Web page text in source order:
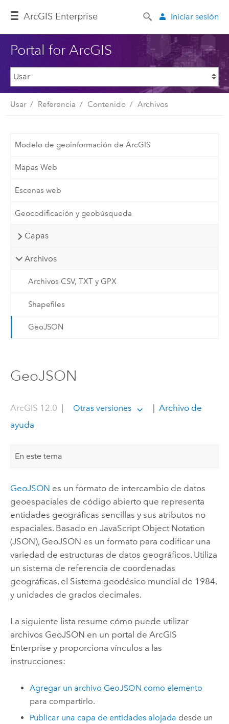
ArcGIS Enterprise Iniciar sesión
Portal for ArcGIS
Usar Referencia Contenido Archivos
Modelo de geoinformación de ArcGIS
Mapas Web
Escenas web
Geocodificación y geobúsqueda
Capas
Archivos
Archivos CSV, TXT y GPX
Shapefiles
GeoJSON
GeoJSON
ArcGIS 12.0 Otras versiones
Archivo de
ayuda
En este tema
GeoJSON es un formato de intercambio de datos
geoespaciales de código abierto que representa
entidades geográficas sencillas y sus atributos no
espaciales. Basado en JavaScript Object Notation
(JSON), GeoJSON es un formato para codificar una
variedad de estructuras de datos geográficos. Utiliza
un sistema de referencia de coordenadas
geográficas, el Sistema geodésico mundial de 1984,
y unidades de grados decimales.
La siguiente lista resume cómo puede utilizar
archivos GeoJSON en un portal de ArcGIS
Enterprise y proporciona vínculos a las
instrucciones:
Agregar un archivo GeoJSON como elemento
para compartirlo.
Publicar una capa de entidades alojada desde un